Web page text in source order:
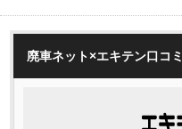
廃車ネット×エキテン口コミ